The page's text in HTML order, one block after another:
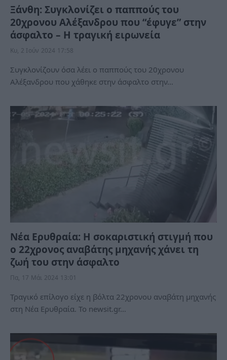
Ξάνθη: Συγκλονίζει ο παππούς του
20χρονου Αλέξανδρου που “έφυγε” στην
άσφαλτο – Η τραγική ειρωνεία
Κυ, 2 Ιούν 2024 17:58
Συγκλονίζουν όσα λέει ο παππούς του 20χρονου
Αλέξανδρου που χάθηκε στην άσφαλτο στην…
Νέα Ερυθραία: Η σοκαριστική στιγμή που
ο 22χρονος αναβάτης μηχανής χάνει τη
ζωή του στην άσφαλτο
Πα, 17 Μάι 2024 13:01
Τραγικό επίλογο είχε η βόλτα 22χρονου αναβάτη μηχανής
στη Νέα Ερυθραία. Το newsit.gr…